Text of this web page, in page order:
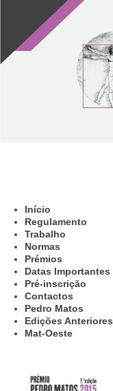
Início
Regulamento
Trabalho
Normas
Prémios
Datas Importantes
Pré-inscrição
Contactos
Pedro Matos
Edições Anteriores
Mat-Oeste